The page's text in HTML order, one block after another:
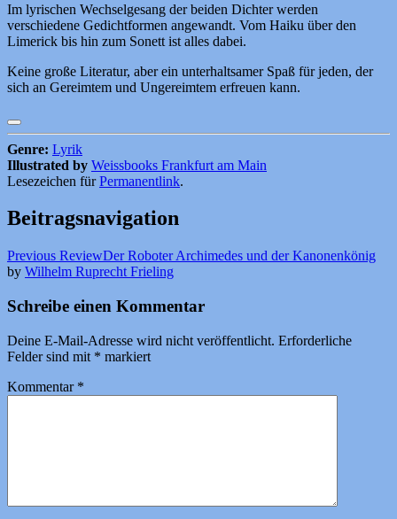
Im lyrischen Wechselgesang der beiden Dichter werden
verschiedene Gedichtformen angewandt. Vom Haiku über den
Limerick bis hin zum Sonett ist alles dabei.
Keine große Literatur, aber ein unterhaltsamer Spaß für jeden, der
sich an Gereimtem und Ungereimtem erfreuen kann.
Genre: Lyrik
Illustrated by Weissbooks Frankfurt am Main
Lesezeichen fürPermanentlink.
Beitragsnavigation
Previous ReviewDer Roboter Archimedes und der Kanonenkönig
by Wilhelm Ruprecht Frieling
Schreibe einen Kommentar
Deine E-Mail-Adresse wird nicht veröffentlicht. Erforderliche
Felder sind mit * markiert
Kommentar *